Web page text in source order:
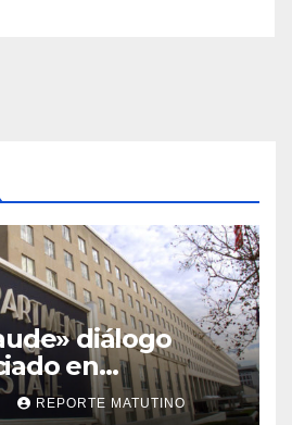
diálogo
en
REPORTE MATUTINO